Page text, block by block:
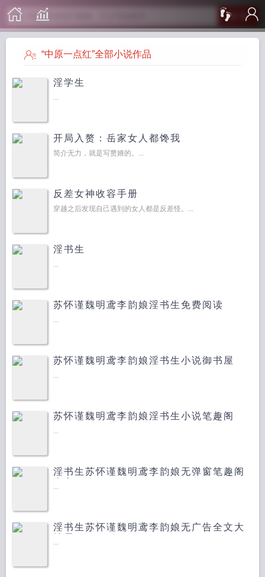
搜 索
“中原一点红”全部小说作品
淫学生
...
开局入赘：岳家女人都馋我
简介无力，就是写赘婿的。...
反差女神收容手册
穿越之后发现自己遇到的女人都是反差怪。...
淫书生
...
苏怀谨魏明鸢李韵娘淫书生免费阅读
...
苏怀谨魏明鸢李韵娘淫书生小说御书屋
...
苏怀谨魏明鸢李韵娘淫书生小说笔趣阁
...
淫书生苏怀谨魏明鸢李韵娘无弹窗笔趣阁
...
淫书生苏怀谨魏明鸢李韵娘无广告全文大
...